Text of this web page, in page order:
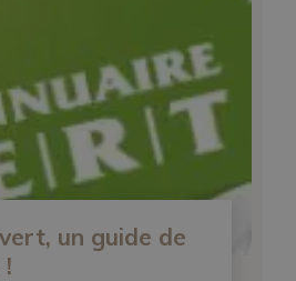
un guide de